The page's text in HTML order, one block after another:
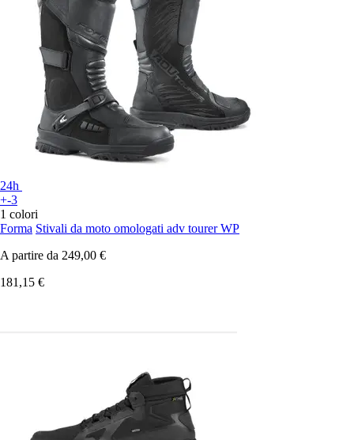
24h
+-3
1 colori
Forma Stivali da moto omologati adv tourer WP
A partire da 249,00 €
181,15 €